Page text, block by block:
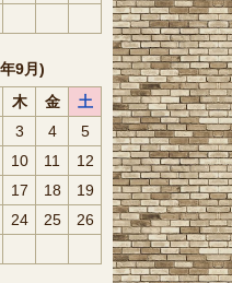
9月)
木 金
土
3 4
5
10 11
12
17 18
19
24 25
26